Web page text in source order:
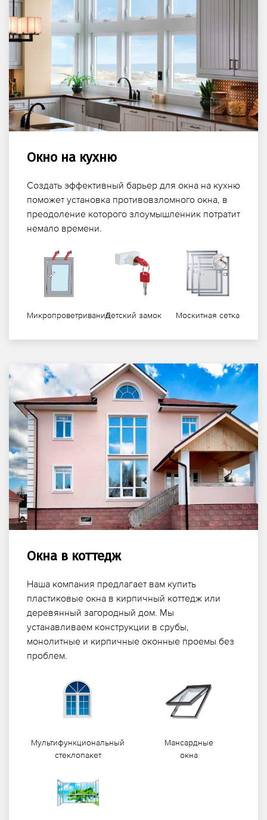
Окно на кухню
Создать эффективный барьер для окна на кухню
поможет установка противовзломного окна, в
преодоление которого злоумышленник потратит
немало времени.
МикропроветриваниеДетский замок Москитная сетка
Окна в коттедж
Наша компания предлагает вам купить
пластиковые окна в кирпичный коттедж или
деревянный загородный дом. Мы
устанавливаем конструкции в срубы,
монолитные и кирпичные оконные проемы без
проблем.
Мультифункциональный
стеклопакет
Мансардные
окна